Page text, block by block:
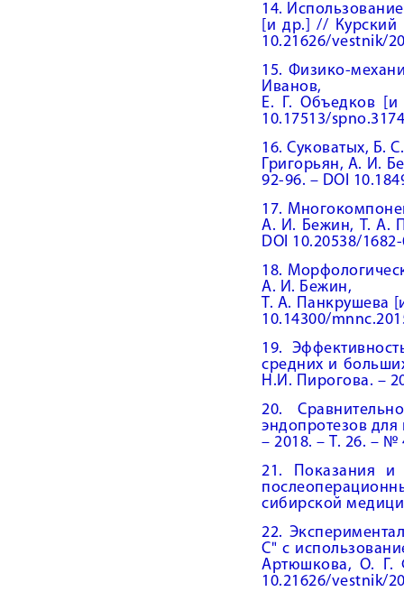
14.
[и др.] // Курский
10.21626/vestnik/
15. Физико-
Иванов,
Е. Г. Объедков
10.17513/
16. Суковатых, Б.
Григорьян, А. И.
92-96. – DOI
17.
А. И. Бежин, Т. А.
DOI 10.20538/
18.
А. И. Бежин,
Т. А. Панкрушева
10.14300/
19.
средних и
Н.И. Пирогова. –
20.
эндопротезов
– 2018. – Т. 26. – №
21. Показания и
сибирской
22.
С" с
Артюшкова, О. Г.
10.21626/vestnik/